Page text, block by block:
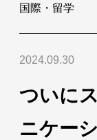
国際・留学
2024.09.30
ついに
ニケー